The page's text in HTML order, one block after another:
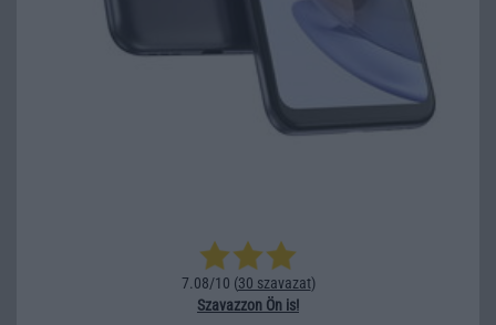
7.08/10 (30 szavazat)
Szavazzon Ön is!